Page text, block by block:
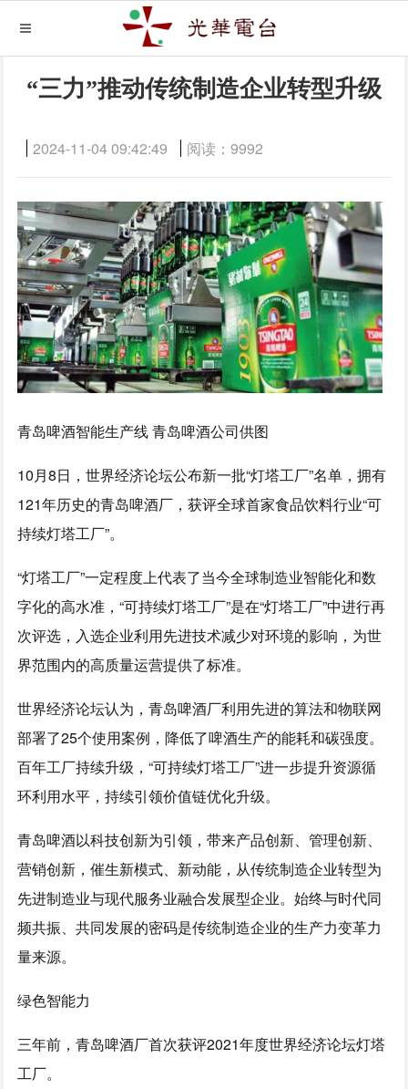
“三力”推动传统制造企业转型升级
2024-11-04 09:42:49 阅读：9992
青岛啤酒智能生产线 青岛啤酒公司供图
10月8日，世界经济论坛公布新一批“灯塔工厂”名单，拥有
121年历史的青岛啤酒厂，获评全球首家食品饮料行业“可
持续灯塔工厂”。
“灯塔工厂”一定程度上代表了当今全球制造业智能化和数
字化的高水准，“可持续灯塔工厂”是在“灯塔工厂”中进行再
次评选，入选企业利用先进技术减少对环境的影响，为世
界范围内的高质量运营提供了标准。
世界经济论坛认为，青岛啤酒厂利用先进的算法和物联网
部署了25个使用案例，降低了啤酒生产的能耗和碳强度。
百年工厂持续升级，“可持续灯塔工厂”进一步提升资源循
环利用水平，持续引领价值链优化升级。
青岛啤酒以科技创新为引领，带来产品创新、管理创新、
营销创新，催生新模式、新动能，从传统制造企业转型为
先进制造业与现代服务业融合发展型企业。始终与时代同
频共振、共同发展的密码是传统制造企业的生产力变革力
量来源。
绿色智能力
三年前，青岛啤酒厂首次获评2021年度世界经济论坛灯塔
工厂。